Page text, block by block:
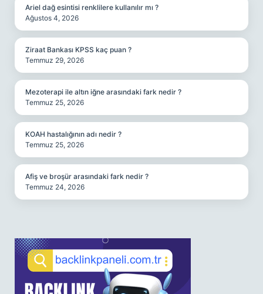
Ariel dağ esintisi renklilere kullanılır mı ?
Ağustos 4, 2026
Ziraat Bankası KPSS kaç puan ?
Temmuz 29, 2026
Mezoterapi ile altın iğne arasındaki fark nedir ?
Temmuz 25, 2026
KOAH hastalığının adı nedir ?
Temmuz 25, 2026
Afiş ve broşür arasındaki fark nedir ?
Temmuz 24, 2026